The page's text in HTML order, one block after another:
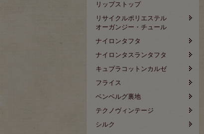
リップストップ
リサイクルポリエステル
オーガンジー・チュール
ナイロンタフタ
ナイロンタスランタフタ
キュプラコットンカルゼ
フライス
ベンベルグ裏地
テクノヴィンテージ
シルク